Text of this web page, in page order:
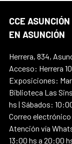
CCE
EN ASUNCIÓN
Herrera, 834,
Acceso: Herrera
Exposiciones:
Biblioteca Las
hs | Sábados:
Correo
Atención vía
13:00 hs a 20:00